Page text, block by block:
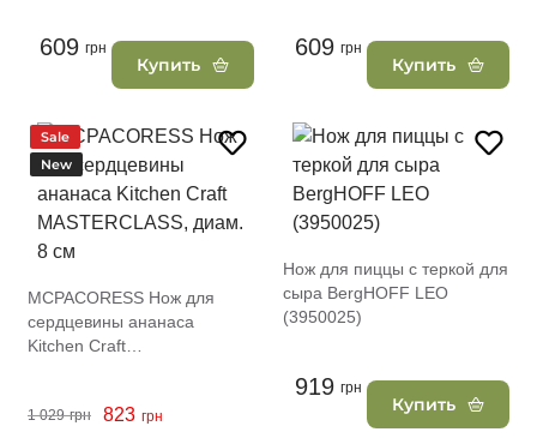
609 грн
Купить
609 грн
Купить
Sale
New
MCPACORESS Нож для
сердцевины ананаса
Kitchen Craft
1 029 грн 823 грн
Нож для пиццы с теркой для
сыра BergHOFF LEO
(3950025)
919 грн
Купить